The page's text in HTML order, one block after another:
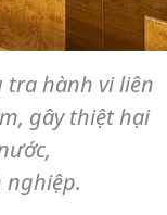
tra hành vi liên
gây thiệt hại
nghiệp.